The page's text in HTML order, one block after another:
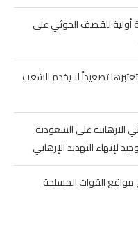
جريحاً في حصيلة أولية للقصف الحوثي على
تصعيداً لا يخدم الشعب
الارهابية على السعودية
لإنهاء التهديد الإرهابي
مواقع القوات المسلحة